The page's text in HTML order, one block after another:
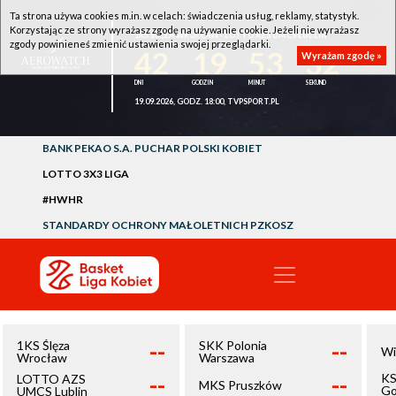
1KS ŚLĘZA WROCŁAW - LOTTO AZS UMCS LUBLIN
32
19.09.2026, GODZ. 18:00, TVPSPORT.PL
BANK PEKAO S.A. PUCHAR POLSKI KOBIET
LOTTO 3X3 LIGA
#HWHR
STANDARDY OCHRONY MAŁOLETNICH PZKOSZ
1KS Ślęza
Wrocław
--
LOTTO AZS
UMCS Lublin
--
SKK Polonia
Warszawa
--
MKS Pruszków --
Ta strona używa cookies m.in. w celach: świadczenia usług, reklamy, statystyk.
Korzystając ze strony wyrażasz zgodę na używanie cookie. Jeżeli nie wyrażasz
zgody powinieneś zmienić ustawienia swojej przeglądarki.
Wyrażam zgodę »